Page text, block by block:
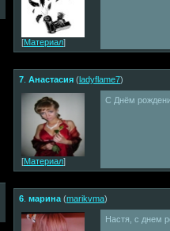
[Материал]
7 Анастасия (ladyflame7)
[Материал]
С Днём
6 марина (marikvma)
Настя, с днем